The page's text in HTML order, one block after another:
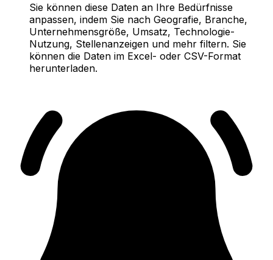
Sie können diese Daten an Ihre Bedürfnisse
anpassen, indem Sie nach Geografie, Branche,
Unternehmensgröße, Umsatz, Technologie-
Nutzung, Stellenanzeigen und mehr filtern. Sie
können die Daten im Excel- oder CSV-Format
herunterladen.